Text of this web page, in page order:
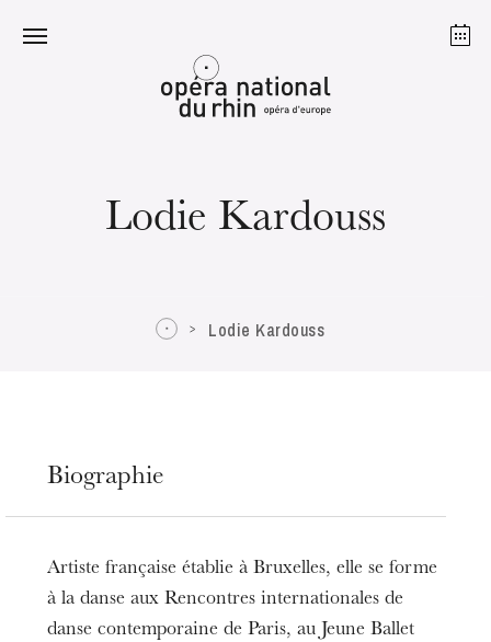
Strasbourg
Lodie Kardouss
Lodie Kardouss
Biographie
Artiste française établie à Bruxelles, elle se forme
à la danse aux Rencontres internationales de
danse contemporaine de Paris, au Jeune Ballet